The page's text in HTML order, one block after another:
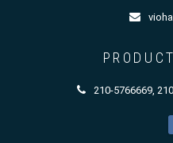
210-5766669,